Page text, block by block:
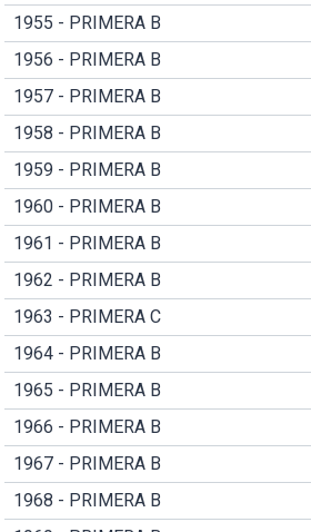
1955 - PRIMERA B
1956 - PRIMERA B
1957 - PRIMERA B
1958 - PRIMERA B
1959 - PRIMERA B
1960 - PRIMERA B
1961 - PRIMERA B
1962 - PRIMERA B
1963 - PRIMERA C
1964 - PRIMERA B
1965 - PRIMERA B
1966 - PRIMERA B
1967 - PRIMERA B
1968 - PRIMERA B